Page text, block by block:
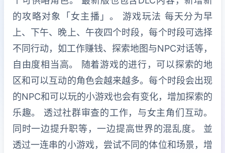
的攻略对象「女主播」。 游戏玩法 每天分为早
上、下午、晚上、午夜四个时段，每个时段可选择
不同行动，如工作赚钱、探索地图与NPC对话等，
自由度相当高。 随着游戏的进行，可以探索的地
区和可以互动的角色会越来越多。每个时段会出现
的NPC和可以玩的小游戏也会有变化，增加探索的
乐趣。 透过社群审查的工作，与女主角们互动。
同时一边提升职等，一边提高世界的混乱度。 並
透过一连串的小游戏，尝试不同的体位和场景，增